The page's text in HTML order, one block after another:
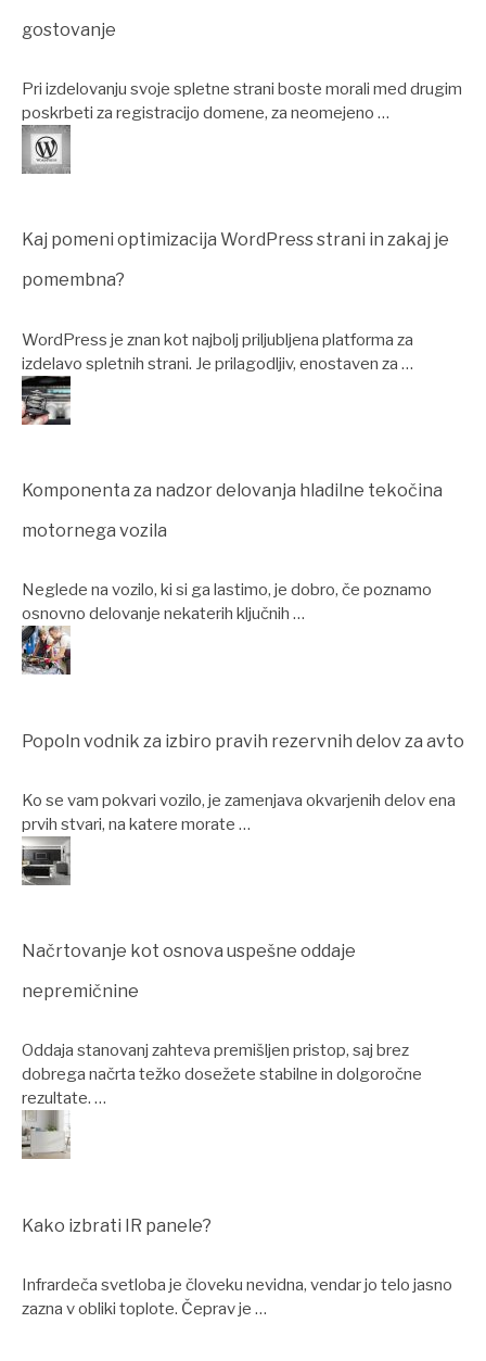
gostovanje
Pri izdelovanju svoje spletne strani boste morali med drugim
poskrbeti za registracijo domene, za neomejeno …
Kaj pomeni optimizacija WordPress strani in zakaj je
pomembna?
WordPress je znan kot najbolj priljubljena platforma za
izdelavo spletnih strani. Je prilagodljiv, enostaven za …
Komponenta za nadzor delovanja hladilne tekočina
motornega vozila
Neglede na vozilo, ki si ga lastimo, je dobro, če poznamo
osnovno delovanje nekaterih ključnih …
Popoln vodnik za izbiro pravih rezervnih delov za avto
Ko se vam pokvari vozilo, je zamenjava okvarjenih delov ena
prvih stvari, na katere morate …
Načrtovanje kot osnova uspešne oddaje
nepremičnine
Oddaja stanovanj zahteva premišljen pristop, saj brez
dobrega načrta težko dosežete stabilne in dolgoročne
rezultate. …
Kako izbrati IR panele?
Infrardeča svetloba je človeku nevidna, vendar jo telo jasno
zazna v obliki toplote. Čeprav je …